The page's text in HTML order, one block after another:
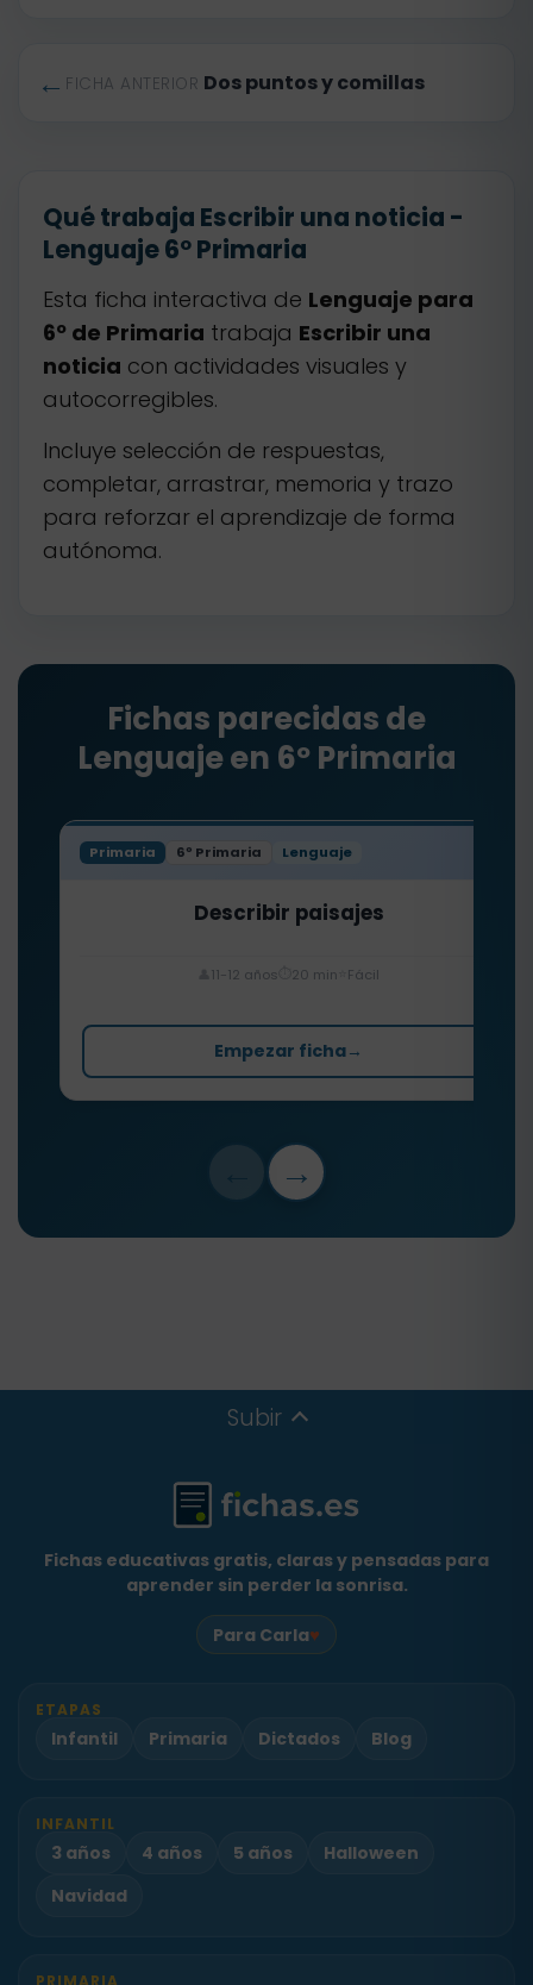
← FICHA ANTERIOR Dos puntos y comillas
Qué trabaja Escribir una noticia -
Lenguaje 6º Primaria
Esta ficha interactiva de Lenguaje para
6º de Primaria trabaja Escribir una
noticia con actividades visuales y
autocorregibles.
Incluye selección de respuestas,
completar, arrastrar, memoria y trazo
para reforzar el aprendizaje de forma
autónoma.
Fichas parecidas de
Lenguaje en 6º Primaria
Primaria 6º Primaria Lenguaje
Describir paisajes
11-12 años 20 min Fácil
Empezar ficha→
→
Subir
Fichas educativas gratis, claras y pensadas para
aprender sin perder la sonrisa.
Para Carla♥
ETAPAS
Infantil Primaria Dictados Blog
INFANTIL
3 años 4 años 5 años
Halloween
Navidad